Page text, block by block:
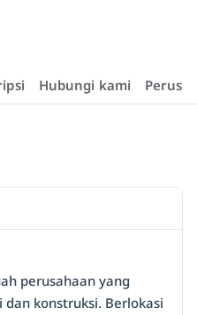
Hubungi kami
perusahaan yang
konstruksi. Berlokasi